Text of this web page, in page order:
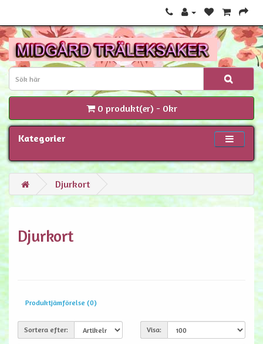
0 produkt(er) - 0kr
Kategorier
Djurkort
Djurkort
Produktjämförelse (0)
Sortera efter: Visa: